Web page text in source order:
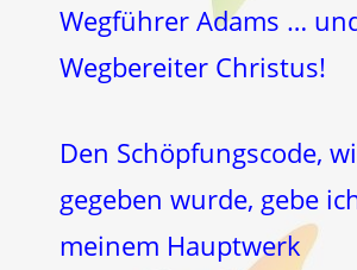
Wegführer Adams …
Wegbereiter Christus!
Den Schöpfungscode,
gegeben wurde, gebe
meinem Hauptwerk